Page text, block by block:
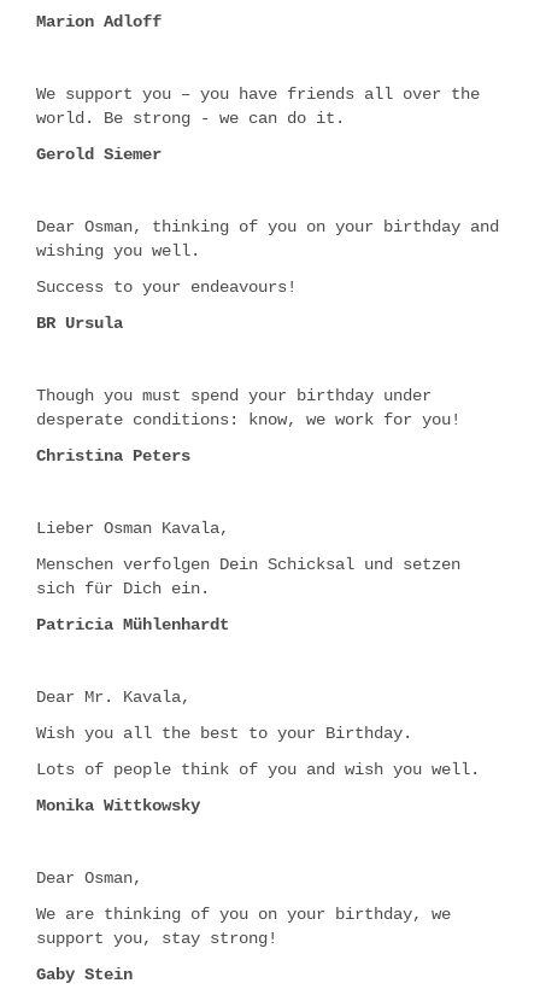
Marion Adloff
We support you – you have friends all over the
world. Be strong - we can do it.
Gerold Siemer
Dear Osman, thinking of you on your birthday and
wishing you well.
Success to your endeavours!
BR Ursula
Though you must spend your birthday under
desperate conditions: know, we work for you!
Christina Peters
Lieber Osman Kavala,
Menschen verfolgen Dein Schicksal und setzen
sich für Dich ein.
Patricia Mühlenhardt
Dear Mr. Kavala,
Wish you all the best to your Birthday.
Lots of people think of you and wish you well.
Monika Wittkowsky
Dear Osman,
We are thinking of you on your birthday, we
support you, stay strong!
Gaby Stein